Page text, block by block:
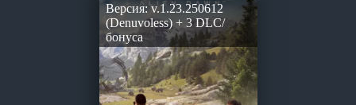
Версия: v.1.23.250612
(Denuvoless) + 3 DLC/
бонуса